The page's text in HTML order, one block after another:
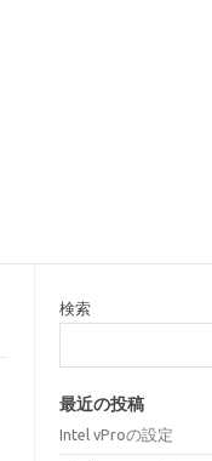
検索
最近の投稿
Intel vProの設定